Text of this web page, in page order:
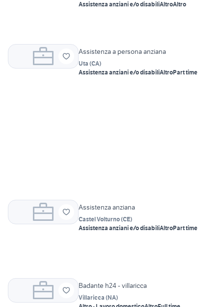
Assistenza anziani e/o disabiliAltroAltro
Assistenza a persona anziana
Uta (CA)
Assistenza anziani e/o disabiliAltroPart time
Assistenza anziana
Castel Volturno(CE)
Assistenza anziani e/o disabiliAltroPart time
Badante h24 - villaricca
Villaricca (NA)